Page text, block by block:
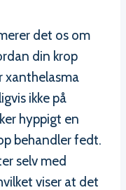
det os om
din krop
xanthelasma
ikke på
hyppigt en
behandler fedt.
selv med
viser at det